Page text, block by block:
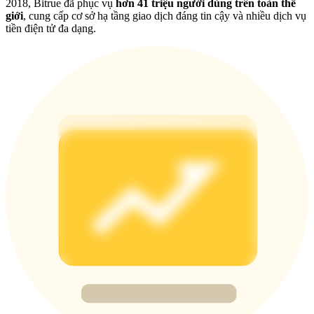
Share 500000 CASHCAT prize pool
Precious Metals Trading Carnival
Trade Gold & Silver · 33,333 USDT Bonus
USDT New User Exclusive 10% APR
2018, Bitrue đã phục vụ hơn 41 triệu người dùng trên toàn thế
giới, cung cấp cơ sở hạ tầng giao dịch đáng tin cậy và nhiều dịch vụ
tiền điện tử đa dạng.